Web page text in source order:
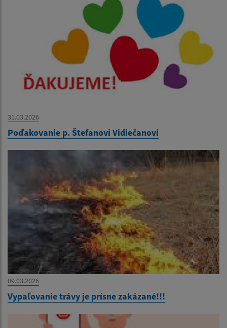
31.03.2026
Poďakovanie p. Štefanovi Vidiečanovi
09.03.2026
Vypaľovanie trávy je prísne zakázané!!!